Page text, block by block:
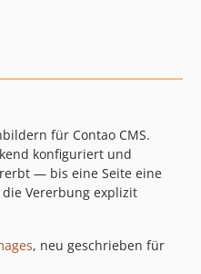
für Contao CMS.
konfiguriert und
— bis eine Seite eine
Vererbung explizit
, neu geschrieben für